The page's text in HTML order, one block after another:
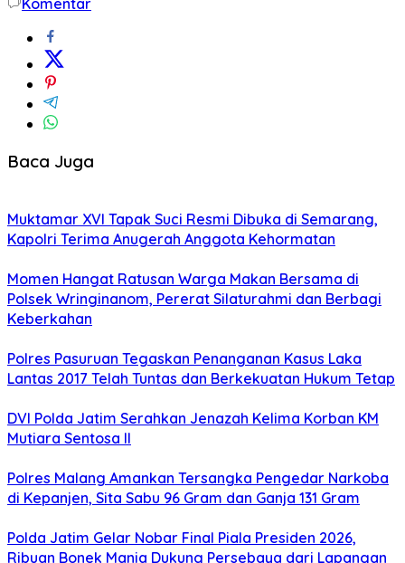
Baca Juga
Muktamar XVI Tapak Suci Resmi Dibuka di Semarang,
Kapolri Terima Anugerah Anggota Kehormatan
Momen Hangat Ratusan Warga Makan Bersama di
Polsek Wringinanom, Pererat Silaturahmi dan Berbagi
Keberkahan
Polres Pasuruan Tegaskan Penanganan Kasus Laka
Lantas 2017 Telah Tuntas dan Berkekuatan Hukum Tetap
DVI Polda Jatim Serahkan Jenazah Kelima Korban KM
Mutiara Sentosa II
Polres Malang Amankan Tersangka Pengedar Narkoba
di Kepanjen, Sita Sabu 96 Gram dan Ganja 131 Gram
Polda Jatim Gelar Nobar Final Piala Presiden 2026,
Ribuan Bonek Mania Dukung Persebaya dari Lapangan